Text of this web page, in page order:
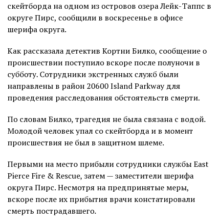
скейтборда на одном из островов озера Лейк-Таппс в
округе Пирс, сообщили в воскресенье в офисе
шерифа округа.
Как рассказала детектив Кортни Билко, сообщение о
происшествии поступило вскоре после полуночи в
субботу. Сотрудники экстренных служб были
направлены в район 20600 Island Parkway для
проведения расследования обстоятельств смерти.
По словам Билко, трагедия не была связана с водой.
Молодой человек упал со скейтборда и в момент
происшествия не был в защитном шлеме.
Первыми на место прибыли сотрудники службы East
Pierce Fire & Rescue, затем — заместители шерифа
округа Пирс. Несмотря на предпринятые меры,
вскоре после их прибытия врачи констатировали
смерть пострадавшего.